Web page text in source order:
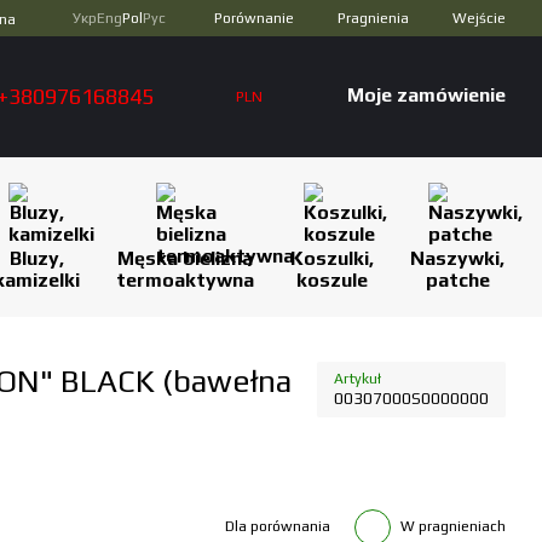
УкрEngPol Рус Porównanie Pragnienia Wejście
+380976168845 PLN Moje zamówienie
Bluzy,
Męska bielizna
termoaktywna
Koszulki,
koszule
Naszywki,
patche
BLACK (bawełna
Artykuł
00307000S0000000
Dla porównania W pragnieniach